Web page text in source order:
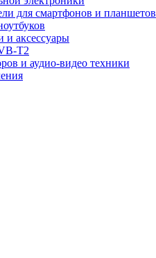
для смартфонов и планшетов
и аксессуары
T2
и аудио-видео техники